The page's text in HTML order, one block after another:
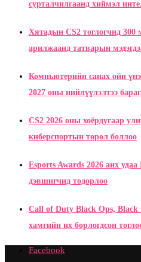
сурталчилгаанд хиймэл
Хятадын CS2 тоглогчид 300
арилжаанд татварын
Компьютерийн санах ойн
2027 оны нийлүүлэлтээ
CS2 2026 оны хоёрдугаар
киберспортын төрөл боллоо
Esports Awards 2026 анх
дэвшигчид тодорлоо
Call of Duty Black Ops, Black
хамгийн их борлогдсон
Facebook